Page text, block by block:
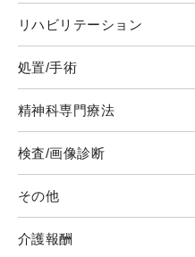
リハビリテーション
処置/手術
精神科専門療法
検査/画像診断
その他
介護報酬